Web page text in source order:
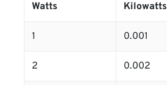
Watts Kilowatts
1 0.001
2 0.002